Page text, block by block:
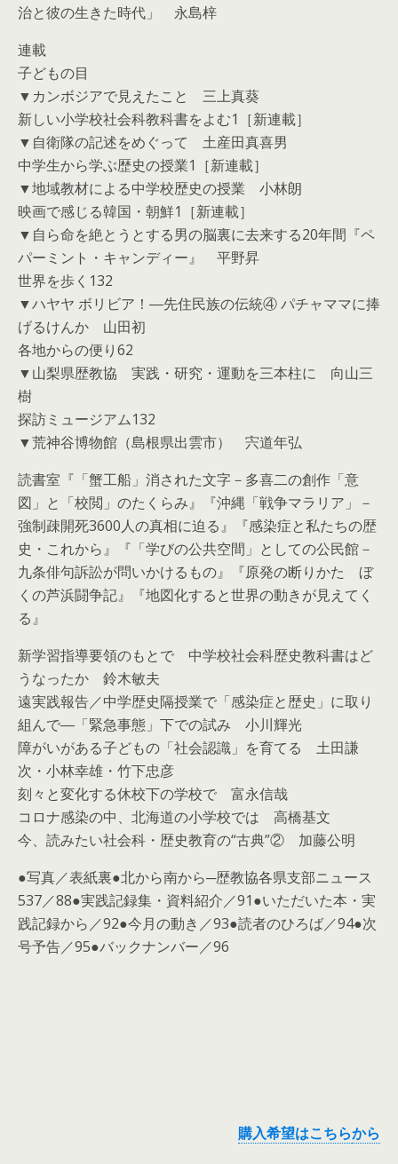
治と彼の生きた時代」 永島梓
連載
子どもの目
▼カンボジアで見えたこと 三上真葵
新しい小学校社会科教科書をよむ1［新連載］
▼自衛隊の記述をめぐって 土産田真喜男
中学生から学ぶ歴史の授業1［新連載］
▼地域教材による中学校歴史の授業 小林朗
映画で感じる韓国・朝鮮1［新連載］
▼自ら命を絶とうとする男の脳裏に去来する20年間『ペ
パーミント・キャンディー』 平野昇
世界を歩く132
▼ハヤヤ ボリビア！―先住民族の伝統④ パチャママに捧
げるけんか 山田初
各地からの便り62
▼山梨県歴教協 実践・研究・運動を三本柱に 向山三
樹
探訪ミュージアム132
▼荒神谷博物館（島根県出雲市） 宍道年弘
読書室『「蟹工船」消された文字－多喜二の創作「意
図」と「校閲」のたくらみ』『沖縄「戦争マラリア」－
強制疎開死3600人の真相に迫る』『感染症と私たちの歴
史・これから』『「学びの公共空間」としての公民館－
九条俳句訴訟が問いかけるもの』『原発の断りかた ぼ
くの芦浜闘争記』『地図化すると世界の動きが見えてく
る』
新学習指導要領のもとで 中学校社会科歴史教科書はど
うなったか 鈴木敏夫
遠実践報告／中学歴史隔授業で「感染症と歴史」に取り
組んで―「緊急事態」下での試み 小川輝光
障がいがある子どもの「社会認識」を育てる 土田謙
次・小林幸雄・竹下忠彦
刻々と変化する休校下の学校で 富永信哉
コロナ感染の中、北海道の小学校では 高橋基文
今、読みたい社会科・歴史教育の“古典”② 加藤公明
●写真／表紙裏●北から南から─歴教協各県支部ニュース
537／88●実践記録集・資料紹介／91●いただいた本・実
践記録から／92●今月の動き／93●読者のひろば／94●次
号予告／95●バックナンバー／96
購入希望はこちらから